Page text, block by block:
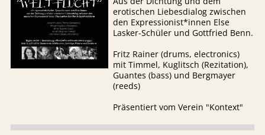
erotischen Liebesdialog zwischen
den Expressionist*innen Else
Lasker-Schüler und Gottfried Benn.
Fritz Rainer (drums, electronics)
mit Timmel, Kuglitsch (Rezitation),
Guantes (bass) und Bergmayer
(reeds)
Präsentiert vom Verein "Kontext"